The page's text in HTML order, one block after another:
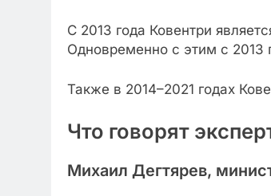
С 2013 года Ковентри
Одновременно с этим с 2013
Также в 2014–2021 годах
Что говорят
Михаил Дегтярев,